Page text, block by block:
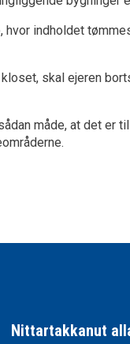
hvor indholdet
skal ejeren
måde, at det er
Nittartakkanut